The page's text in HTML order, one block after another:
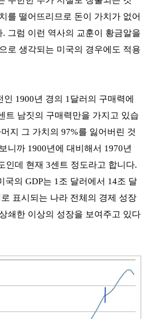
를 떨어뜨리므로 돈이 가치가 없어
. 그럼 이런 역사의 교훈이 황금알을
로 생각되는 미국의 경우에도 적용
인 1900년 경의 1 달러의 구매력에
트 남짓의 구매력만을 가지고 있습
지 그 가치의 97%를 잃어버린 것
니까 1900년에 대비해서 1970년
인데 현재 3센트 정도라고 합니다.
국의 GDP는 1 조 달러에서 14조 달
표시되는 나라 전체의 경제 성장
쇄한 이상의 성장을 보여주고 있다